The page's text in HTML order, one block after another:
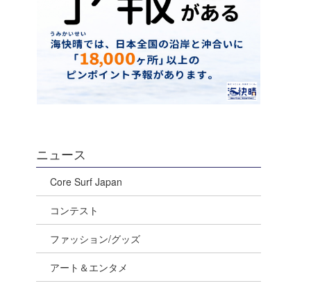
ニュース
Core Surf Japan
コンテスト
ファッション/グッズ
アート＆エンタメ